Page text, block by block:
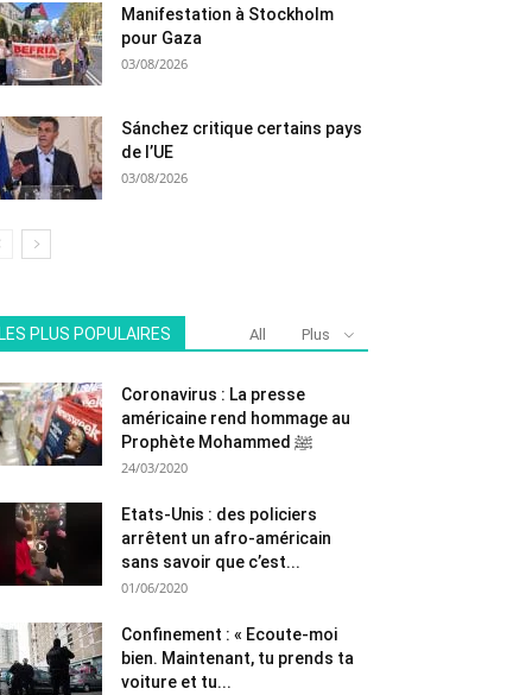
Manifestation à Stockholm
pour Gaza
03/08/2026
Sánchez critique certains pays
de l’UE
03/08/2026
LES PLUS POPULAIRES All Plus
Coronavirus : La presse
américaine rend hommage au
Prophète Mohammed ﷺ
24/03/2020
Etats-Unis : des policiers
arrêtent un afro-américain
sans savoir que c’est...
01/06/2020
Confinement : « Ecoute-moi
bien. Maintenant, tu prends ta
voiture et tu...